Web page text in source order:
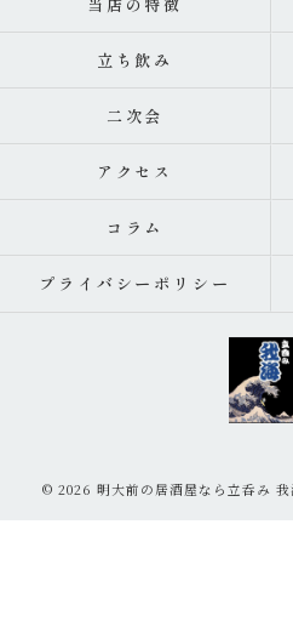
立ち飲み
二次会
アクセス
コラム
プライバシーポリシー
© 2026 明大前の居酒屋なら立呑み